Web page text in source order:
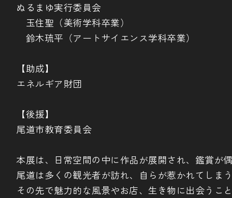
ぬるまゆ実行委員会
玉住聖（美術学科卒業）
鈴木琉平（アートサイエンス学科卒業）
【助成】
エネルギア財団
【後援】
尾道市教育委員会
本展は、日常空間の中に作品が展開され、鑑賞が
尾道は多くの観光者が訪れ、自らが惹かれてしま
その先で魅力的な風景やお店、生き物に出会うこ